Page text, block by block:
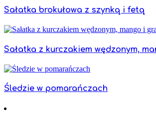
Sałatka brokułowa z szynką i fetą
Sałatka z kurczakiem wędzonym,
Śledzie w pomarańczach